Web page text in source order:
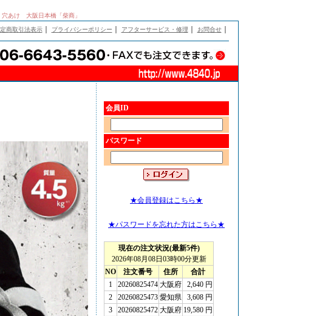
穴あけ 大阪日本橋「柴商」
商取引法表示｜ プライバシーポリシー アフターサービス・修理 お問合せ｜
会員ID
パスワード
★会員登録はこちら★
★パスワードを忘れた方はこちら★